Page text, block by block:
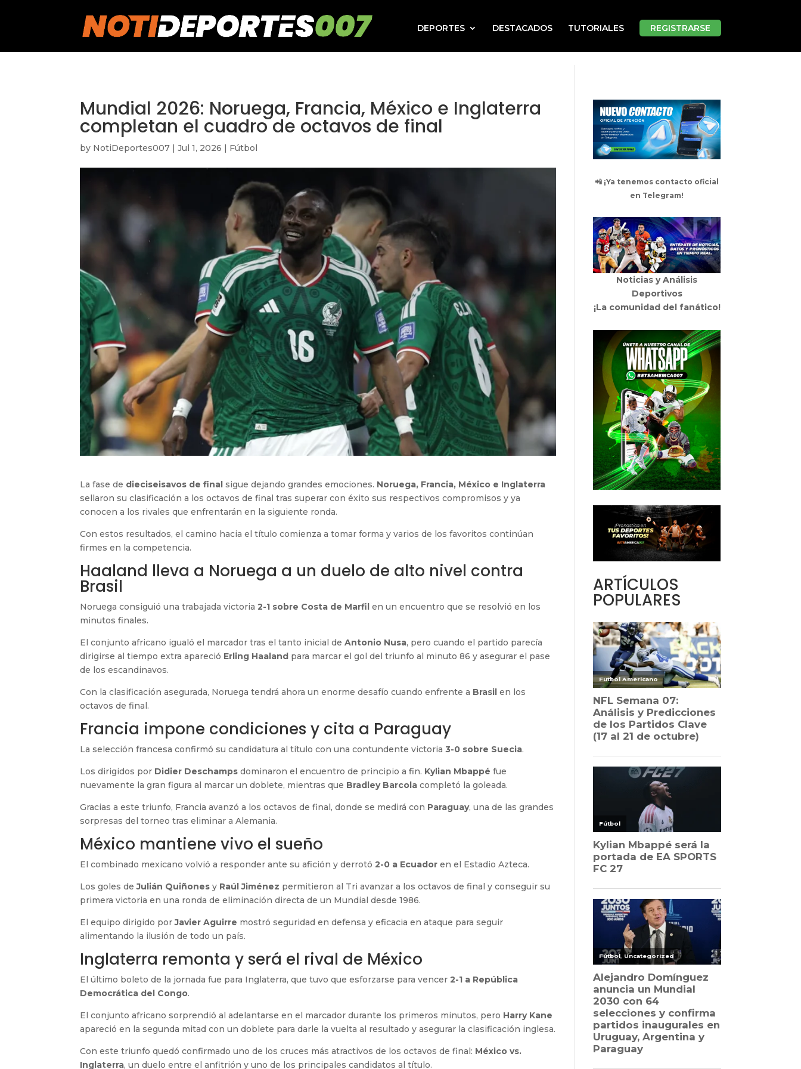
DEPORTES
DESTACADOS TUTORIALES REGISTRARSE
Mundial 2026: Noruega, Francia, México e Inglaterra
completan el cuadro de octavos de final
by NotiDeportes007 |Jul 1, 2026 | Fútbol
La fase de dieciseisavos de final sigue dejando grandes emociones. Noruega, Francia, México e Inglaterra
sellaron su clasificación a los octavos de final tras superar con éxito sus respectivos compromisos y ya
conocen a los rivales que enfrentarán en la siguiente ronda.
Con estos resultados, el camino hacia el título comienza a tomar forma y varios de los favoritos continúan
firmes en la competencia.
Haaland lleva a Noruega a un duelo de alto nivel contra
Brasil
Noruega consiguió una trabajada victoria2-1 sobre Costa de Marfil en un encuentro que se resolvió en los
minutos finales.
El conjunto africano igualó el marcador tras el tanto inicial deAntonio Nusa, pero cuando el partido parecía
dirigirse al tiempo extra apareció Erling Haaland para marcar el gol del triunfo al minuto 86 y asegurar el pase
de los escandinavos.
Con la clasificación asegurada, Noruega tendrá ahora un enorme desafío cuando enfrente a Brasil en los
octavos de final.
Francia impone condiciones y cita a Paraguay
La selección francesa confirmó su candidatura al título con una contundente victoria3-0 sobre Suecia.
Los dirigidos por Didier Deschamps dominaron el encuentro de principio a fin. Kylian Mbappé fue
nuevamente la gran figura al marcar un doblete, mientras que Bradley Barcola completó la goleada.
Gracias a este triunfo, Francia avanzó a los octavos de final, donde se medirá con Paraguay, una de las grandes
sorpresas del torneo tras eliminar a Alemania.
México mantiene vivo el sueño
El combinado mexicano volvió a responder ante su afición y derrotó2-0 a Ecuador en el Estadio Azteca.
Los goles deJulián Quiñones y Raúl Jiménez permitieron al Tri avanzar a los octavos de final y conseguir su
primera victoria en una ronda de eliminación directa de un Mundial desde 1986.
El equipo dirigido porJavier Aguirre mostró seguridad en defensa y eficacia en ataque para seguir
alimentando la ilusión de todo un país.
Inglaterra remonta y será el rival de México
El último boleto de la jornada fue para Inglaterra, que tuvo que esforzarse para vencer2-1 a República
Democrática del Congo.
El conjunto africano sorprendió al adelantarse en el marcador durante los primeros minutos, pero Harry Kane
apareció en la segunda mitad con un doblete para darle la vuelta al resultado y asegurar la clasificación inglesa.
Con este triunfo quedó confirmado uno de los cruces más atractivos de los octavos de final: México vs.
Inglaterra, un duelo entre el anfitrión y uno de los principales candidatos al título.
📲 ¡Ya tenemos contacto oficial
en Telegram!
Noticias y Análisis
Deportivos
¡La comunidad del fanático!
ARTÍCULOS
POPULARES